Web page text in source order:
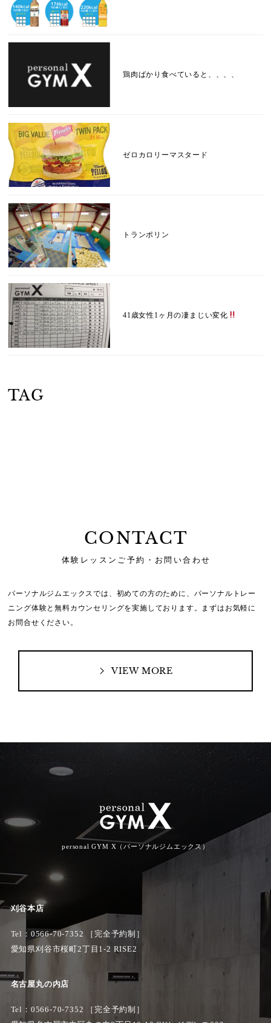
鶏肉ばかり食べていると、、、、
ゼロカロリーマスタード
トランポリン
41歳女性1ヶ月の凄まじい変化
TAG
CONTACT
体験レッスンご予約・お問い合わせ
パーソナルジムエックスでは、初めての方のために、 パーソナルトレー
ニング体験と無料カウンセリングを実施しております。
まずはお気軽に
お問合せください。
VIEW MORE
personal GYM X（パーソナルジムエックス）
刈谷本店
Tel： 0566-70-7352
［完全予約制］
愛知県刈谷市桜町2丁目1-2 RISE2
名古屋丸の内店
Tel：0566-70-7352 ［完全予約制］